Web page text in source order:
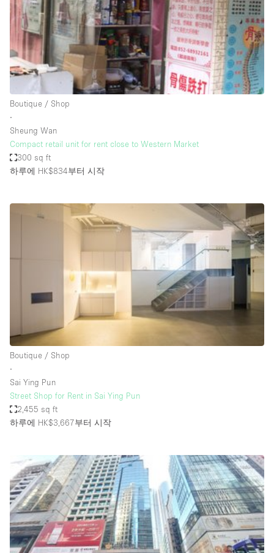
Restaurant / Bar / Cafe
Rooftop
Salon
Shop Share
Stall / Market Stall
Unique Space
Warehouse
공간 기능
Air Conditioning
Animals Friendly
Bathroom
Car Display
Concierge
Counters
Daylight
Electricity
Elevator
Furniture
Garden
Garment Rack
Ground Floor
Handicap Accessible
Boutique / Shop
∙
Sheung Wan
Compact retail unit for rent close to Western Market
300 sq ft
하루에 HK$834부터 시작
Boutique / Shop
∙
Sai Ying Pun
Street Shop for Rent in Sai Ying Pun
2,455 sq ft
하루에 HK$3,667부터 시작